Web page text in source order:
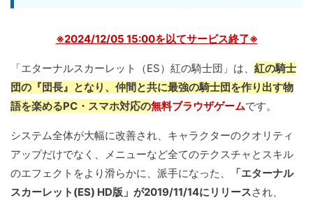
※2024/12/05 15:00を以てサービス終了※
「エターナルスカーレット（ES）紅の騎士団」は、 紅の騎士
団の『団長』となり、仲間と共に最強の騎士団を作り出す物
語を楽めるPC・スマホ対応の無料ブラウザゲームです。
システム全体が大幅に改善され、キャラクターのクオリティ
アップだけでなく、メニューなど全てのテクスチャとスキル
のエフェクトをより滑らかに、派手になった、
「エターナル
スカーレット(ES) HD版」が2019/11/14にリリースされ、